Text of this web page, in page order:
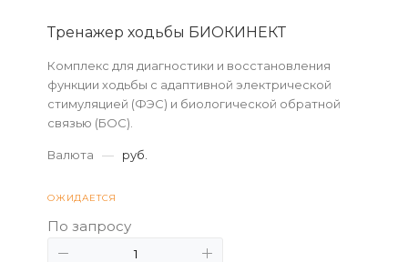
Тренажер ходьбы БИОКИНЕКТ
Комплекс для диагностики и восстановления
функции ходьбы с адаптивной электрической
стимуляцией (ФЭС) и биологической обратной
связью (БОС).
Валюта — руб.
ОЖИДАЕТСЯ
По запросу